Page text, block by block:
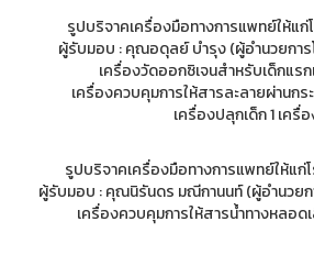
รูปบริจาคเครื่องมือทางการแพทย์ให้แก่
ผู้รับมอบ : คุณอดุลย์ บำรุง (ผู้อำนวยการ
เครื่องวัดออกซิเจนสำหรับเด็กแร
เครื่องควบคุมการให้สารละลายผ่านก
เครื่องปลุกเด็ก 1 เครื่
รูปบริจาคเครื่องมือทางการแพทย์ให้แก่
ผู้รับมอบ : คุณนิรันดร มณีกานนท์ (ผู้อำนวยก
เครื่องควบคุมการให้สารน้ำทางหลอด